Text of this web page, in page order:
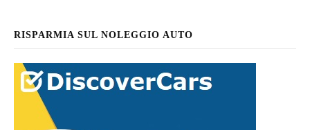
RISPARMIA SUL NOLEGGIO AUTO